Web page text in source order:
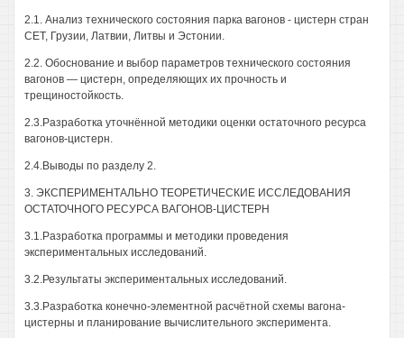
2.1. Анализ технического состояния парка вагонов - цистерн стран
СЕТ, Грузии, Латвии, Литвы и Эстонии.
2.2. Обоснование и выбор параметров технического состояния
вагонов — цистерн, определяющих их прочность и
трещиностойкость.
2.3.Разработка уточнённой методики оценки остаточного ресурса
вагонов-цистерн.
2.4.Выводы по разделу 2.
3. ЭКСПЕРИМЕНТАЛЬНО ТЕОРЕТИЧЕСКИЕ ИССЛЕДОВАНИЯ
ОСТАТОЧНОГО РЕСУРСА ВАГОНОВ-ЦИСТЕРН
3.1.Разработка программы и методики проведения
экспериментальных исследований.
3.2.Результаты экспериментальных исследований.
3.3.Разработка конечно-элементной расчётной схемы вагона-
цистерны и планирование вычислительного эксперимента.